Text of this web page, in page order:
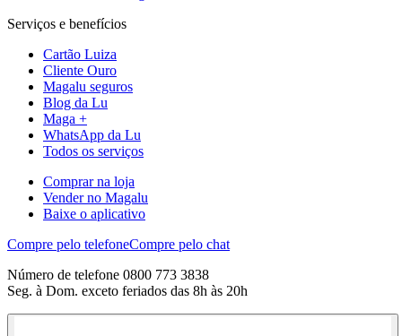
Serviços e benefícios
Cartão Luiza
Cliente Ouro
Magalu seguros
Blog da Lu
Maga +
WhatsApp da Lu
Todos os serviços
Comprar na loja
Vender no Magalu
Baixe o aplicativo
Compre pelo telefoneCompre pelo chat
Número de telefone 0800 773 3838
Seg. à Dom. exceto feriados das 8h às 20h